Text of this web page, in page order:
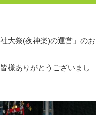
大祭(夜神楽)の運営」のお
様ありがとうございまし